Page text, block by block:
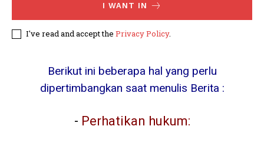
I WANT IN
I've read and accept the Privacy Policy.
Berikut ini beberapa hal yang perlu
dipertimbangkan saat menulis Berita :
- Perhatikan hukum: